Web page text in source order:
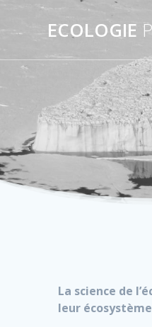
ECOLOGIE
La science de
leur